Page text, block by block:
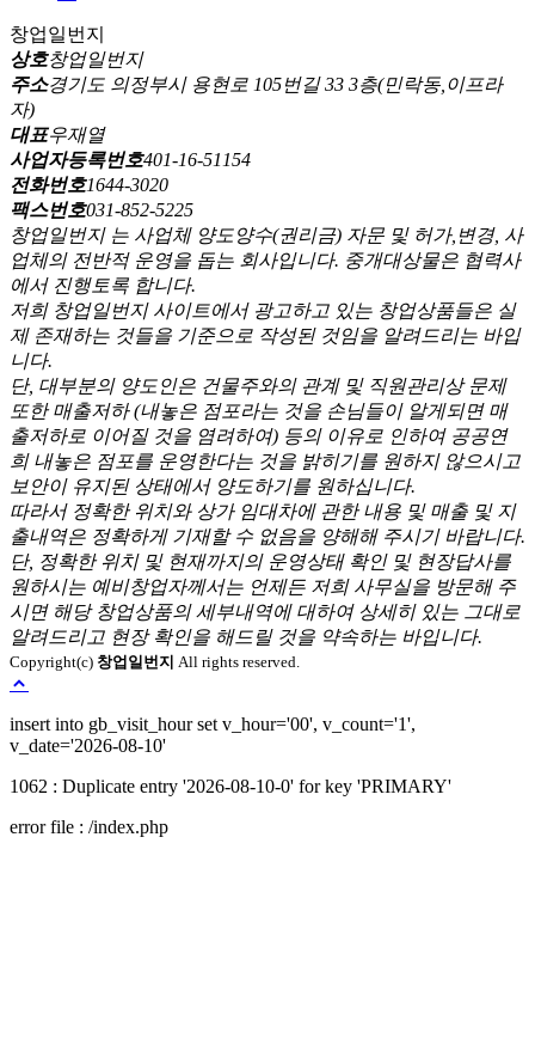
창업일번지
상호창업일번지
주소경기도 의정부시 용현로 105번길 33 3층(민락동,이프라
자)
대표우재열
사업자등록번호401-16-51154
전화번호1644-3020
팩스번호031-852-5225
창업일번지 는 사업체 양도양수(권리금) 자문 및 허가,변경, 사
업체의 전반적 운영을 돕는 회사입니다. 중개대상물은 협력사
에서 진행토록 합니다.
저희 창업일번지 사이트에서 광고하고 있는 창업상품들은 실
제 존재하는 것들을 기준으로 작성된 것임을 알려드리는 바입
니다.
단, 대부분의 양도인은 건물주와의 관계 및 직원관리상 문제
또한 매출저하 (내놓은 점포라는 것을 손님들이 알게되면 매
출저하로 이어질 것을 염려하여) 등의 이유로 인하여 공공연
희 내놓은 점포를 운영한다는 것을 밝히기를 원하지 않으시고
보안이 유지된 상태에서 양도하기를 원하십니다.
따라서 정확한 위치와 상가 임대차에 관한 내용 및 매출 및 지
출내역은 정확하게 기재할 수 없음을 양해해 주시기 바랍니다.
단, 정확한 위치 및 현재까지의 운영상태 확인 및 현장답사를
원하시는 예비창업자께서는 언제든 저희 사무실을 방문해 주
시면 해당 창업상품의 세부내역에 대하여 상세히 있는 그대로
알려드리고 현장 확인을 해드릴 것을 약속하는 바입니다.
Copyright(c) 창업일번지 All rights reserved.
insert into gb_visit_hour set v_hour='00', v_count='1',
v_date='2026-08-10'
1062 : Duplicate entry '2026-08-10-0' for key 'PRIMARY'
error file : /index.php